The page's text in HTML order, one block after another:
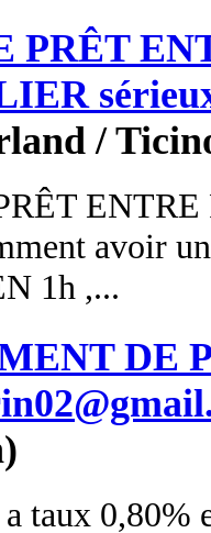
PRÊT
/
avoir
1h ,...
DE
taux 0,80%